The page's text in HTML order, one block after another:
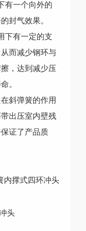
一个向外的
封气效果。
有一定的支
而减少钢环与
，达到减少压
。
斜弹簧的作用
出压室内壁残
证了产品质